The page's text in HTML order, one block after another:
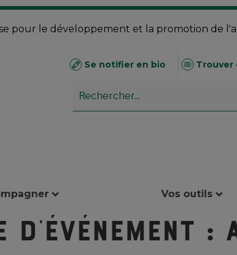
pour le développement et la promotion de
Se notifier en bio Trouver
Vos outils
d'événement :